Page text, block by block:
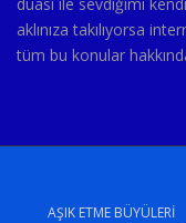
aklınıza takılıyorsa
tüm bu konular
AŞIK ETME BÜYÜLERI